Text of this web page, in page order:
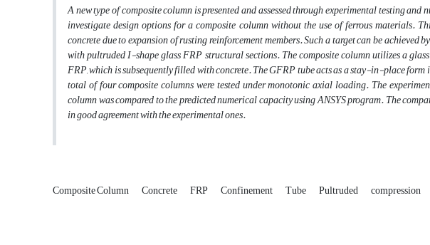
A new type of composite column is presented and assessed through experimental testing
investigate design options for a composite column without the use of ferrous materials.
concrete due to expansion of rusting reinforcement members. Such a target can be achieved
with pultruded I-shape glass FRP structural sections. The composite column utilizes a
FRP, which is subsequently filled with concrete. The GFRP tube acts as a stay-in-place
total of four composite columns were tested under monotonic axial loading. The
column was compared to the predicted numerical capacity using ANSYS program. The
in good agreement with the experimental ones.
Composite Column Concrete FRP Confinement Tube Pultruded compression